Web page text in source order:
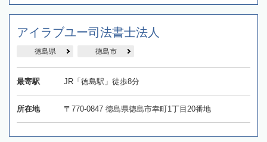
アイラブユー司法書士法人
徳島県 徳島市
最寄駅 JR「徳島駅」徒歩8分
所在地 〒770-0847 徳島県徳島市幸町1丁目20番地